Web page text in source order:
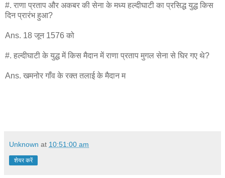
#. राणा प्रताप और अकबर की सेना के मध्य हल्दीघाटी का प्रसिद्ध युद्ध किस
दिन प्रारंभ हुआ?
Ans. 18 जून 1576 को
#. हल्दीघाटी के युद्ध में किस मैदान में राणा प्रताप मुगल सेना से घिर गए थे?
Ans. खमनोर गाँव के रक्त तलाई के मैदान म
Unknown at 10:51:00 am
शेयर करें